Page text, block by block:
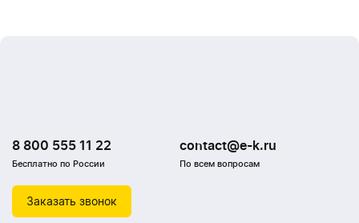
8 800 555 11 22
Бесплатно по России
contact@e-k.ru
По всем вопросам
Заказать звонок